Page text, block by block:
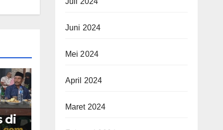
di
Juni 2024
Mei 2024
April 2024
Maret 2024